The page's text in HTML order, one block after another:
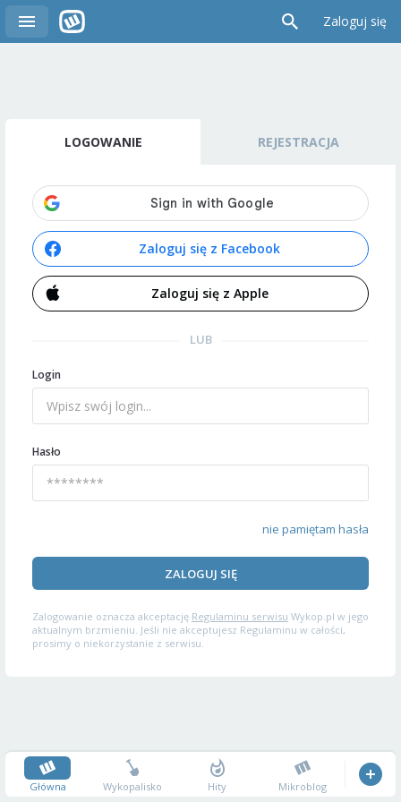
Zaloguj się
LOGOWANIE REJESTRACJA
Zaloguj się z Facebook
Zaloguj się z Apple
LUB
Login
Hasło
nie pamiętam hasła
ZALOGUJ SIĘ
Zalogowanie oznacza akceptację Regulaminu serwisu Wykop.pl w jego
aktualnym brzmieniu. Jeśli nie akceptujesz Regulaminu w całości,
prosimy o niekorzystanie z serwisu.
Główna Wykopalisko Hity Mikroblog